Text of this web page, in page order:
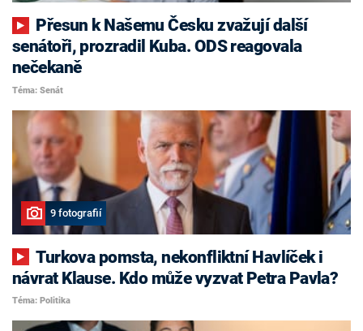
senátoři, prozradil Kuba. ODS reagovala
nečekaně
Téma: Senát
9 fotografií
Turkova pomsta, nekonfliktní Havlíček i
návrat Klause. Kdo může vyzvat Petra Pavla?
Téma: Politika